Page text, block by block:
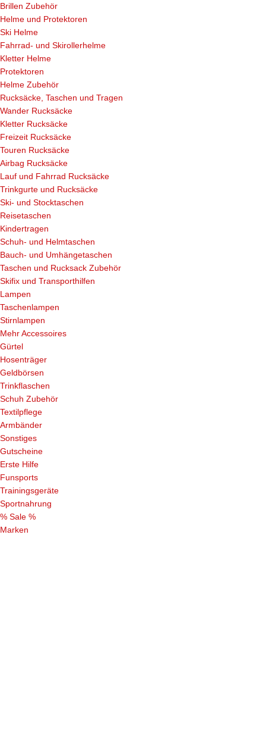
Brillen Zubehör
Helme und Protektoren
Ski Helme
Fahrrad- und Skirollerhelme
Kletter Helme
Protektoren
Helme Zubehör
Rucksäcke, Taschen und Tragen
Wander Rucksäcke
Kletter Rucksäcke
Freizeit Rucksäcke
Touren Rucksäcke
Airbag Rucksäcke
Lauf und Fahrrad Rucksäcke
Trinkgurte und Rucksäcke
Ski- und Stocktaschen
Reisetaschen
Kindertragen
Schuh- und Helmtaschen
Bauch- und Umhängetaschen
Taschen und Rucksack Zubehör
Skifix und Transporthilfen
Lampen
Taschenlampen
Stirnlampen
Mehr Accessoires
Gürtel
Hosenträger
Geldbörsen
Trinkflaschen
Schuh Zubehör
Textilpflege
Armbänder
Sonstiges
Gutscheine
Erste Hilfe
Funsports
Trainingsgeräte
Sportnahrung
% Sale %
Marken